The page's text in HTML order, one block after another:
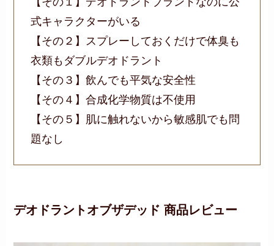
式キャラクターがいる
【その２】スプレーしておくだけで体臭も
衣類もダブルデオドラント
【その３】飲んでも平気な安全性
【その４】合成化学物質は不使用
【その５】肌に触れないから敏感肌でも問
題なし
デオドラントオブザデッド 商品レビュー